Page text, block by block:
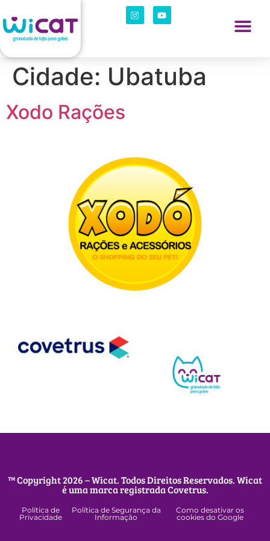
Cidade: Ubatuba
Xodo Rações
™ Copyright 2026 – Wicat. Todos Direitos Reservados. Wicat
é uma marca registrada Covetrus.
Política de
Privacidade
Política de Segurança da
Informação
Como desativar os
cookies do Google